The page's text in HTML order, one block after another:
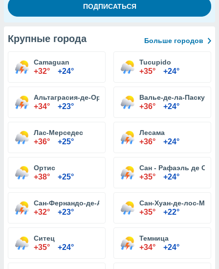
Крупные города Больше городов
Camaguan
+32° +24°
Tucupido
+35° +24°
Альтаграсия-де-Оритуко
+34° +23°
Валье-де-ла-Паскуа
+36° +24°
Лас-Мерседес
+36° +25°
Лесама
+36° +24°
Ортис
+38° +25°
Сан - Рафаэль де
+35° +24°
Сан-Фернандо-де-Апуре
+32° +23°
Сан-Хуан-де-лос-
+35° +22°
Ситец
+35° +24°
Темница
+34° +24°